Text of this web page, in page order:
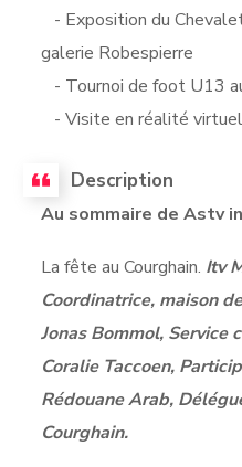
- Exposition du
galerie Robespierre
- Tournoi de foot U13
- Visite en réalité
Description
Au sommaire de Astv
La fête au Courghain. Itv
Coordinatrice, maison
Jonas Bommol, Service
Coralie Taccoen,
Rédouane Arab,
Courghain.